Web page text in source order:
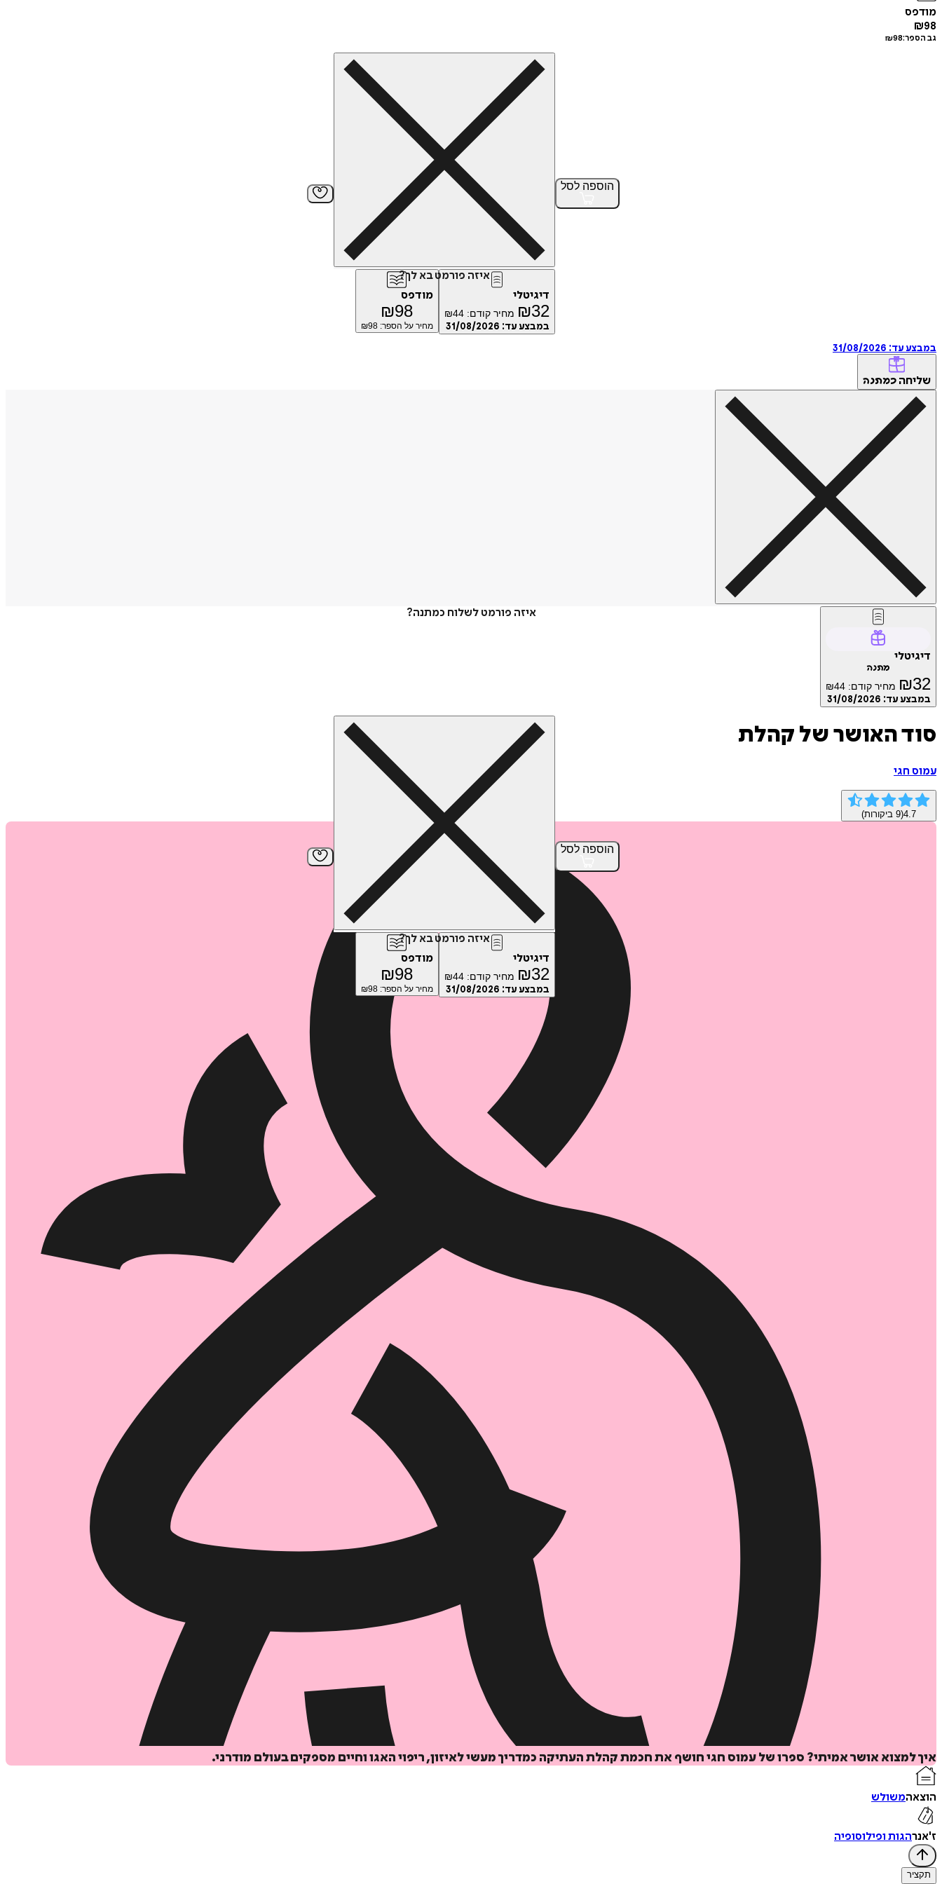
מודפס
₪98
גב הספר: ₪98
הוספה לסל
איזה פורמט בא לך?
דיגיטלי
₪32 מחיר קודם: ₪44
במבצע עד: 31/08/2026
מודפס
₪98
מחיר על הספר: ₪98
במבצע עד: 31/08/2026
שליחה כמתנה
איזה פורמט לשלוח כמתנה?
דיגיטלי
מתנה
₪32 מחיר קודם: ₪44
במבצע עד: 31/08/2026
הוספה לסל
איזה פורמט בא לך?
דיגיטלי
₪32 מחיר קודם: ₪44
במבצע עד: 31/08/2026
מודפס
₪98
מחיר על הספר: ₪98
סוד האושר של קהלת
עמוס חגי
4.7
(
9 ביקורות)
איך למצוא אושר אמיתי? ספרו של עמוס חגי חושף את חכמת קהלת העתיקה כמדריך מעשי לאיזון, ריפוי האגו וחיים מספקים בעולם מודרני.
הוצאהמשולש
ז'אנרהגות ופילוסופיה
תקציר